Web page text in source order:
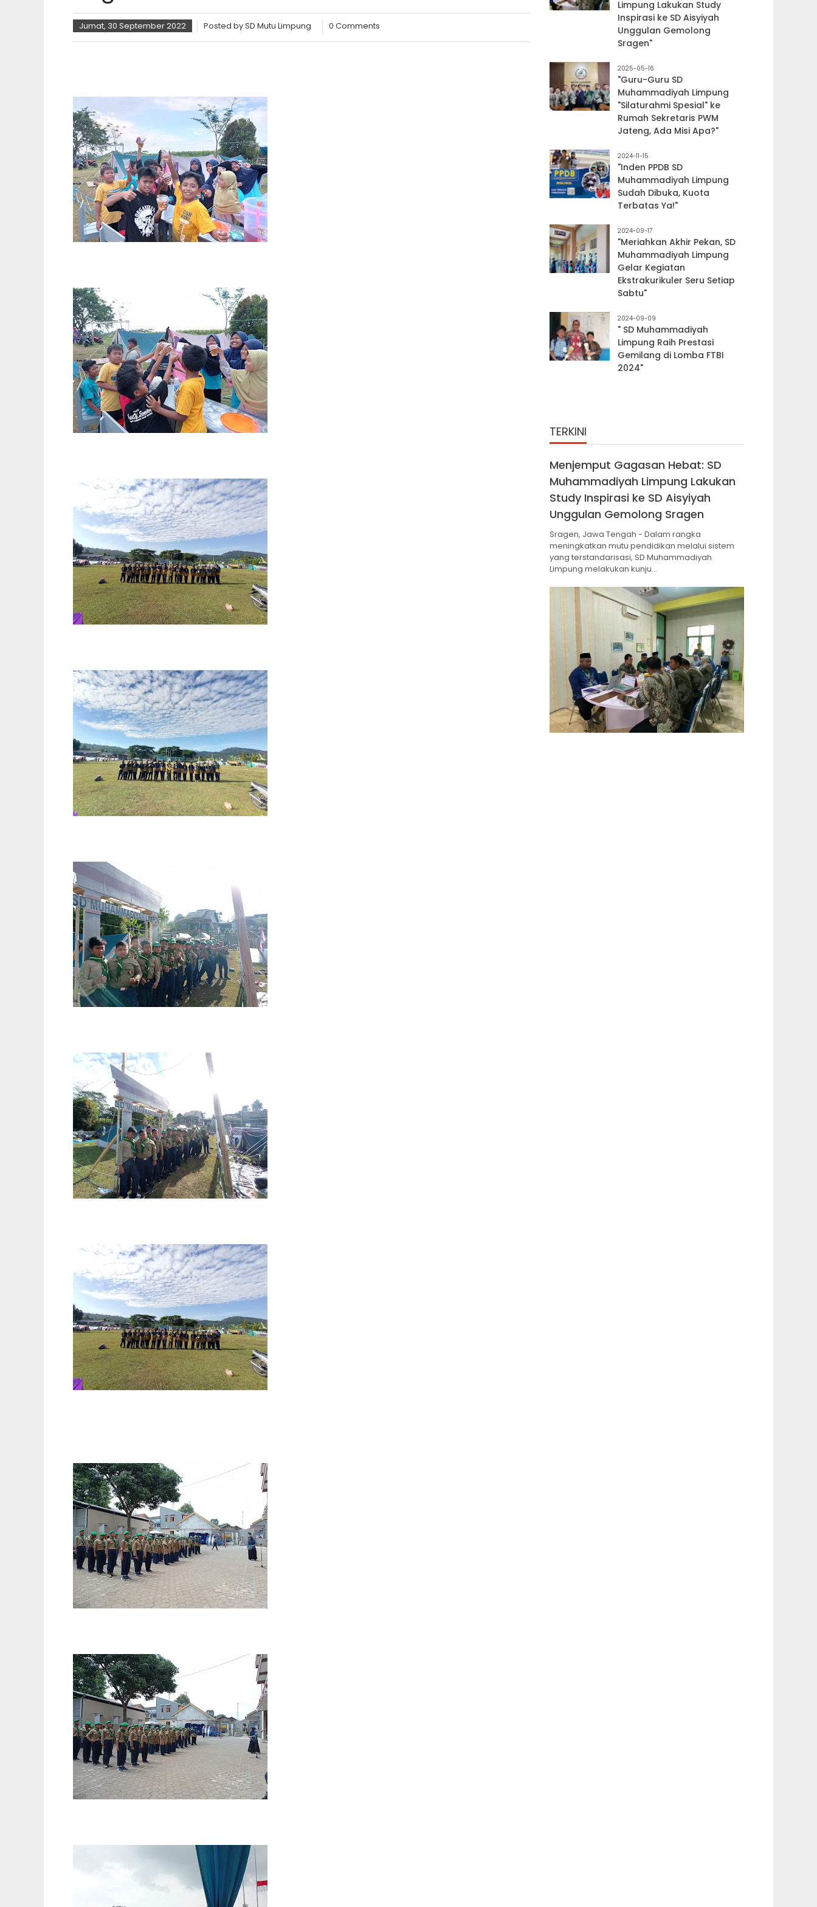
Jumat, 30 September 2022 Posted bySD Mutu Limpung 0 Comments
Limpung Lakukan Study
Inspirasi ke SD Aisyiyah
Unggulan Gemolong
Sragen"
2025-05-16
"Guru-Guru SD
Muhammadiyah Limpung
"Silaturahmi Spesial" ke
Rumah Sekretaris PWM
Jateng, Ada Misi Apa?"
2024-11-15
"Inden PPDB SD
Muhammadiyah Limpung
Sudah Dibuka, Kuota
Terbatas Ya!"
2024-09-17
"Meriahkan Akhir Pekan, SD
Muhammadiyah Limpung
Gelar Kegiatan
Ekstrakurikuler Seru Setiap
Sabtu"
2024-09-09
" SD Muhammadiyah
Limpung Raih Prestasi
Gemilang di Lomba FTBI
2024"
TERKINI
Menjemput Gagasan Hebat: SD
Muhammadiyah Limpung Lakukan
Study Inspirasi ke SD Aisyiyah
Unggulan Gemolong Sragen
Sragen, Jawa Tengah - Dalam rangka
meningkatkan mutu pendidikan melalui sistem
yang terstandarisasi, SD Muhammadiyah
Limpung melakukan kunju...